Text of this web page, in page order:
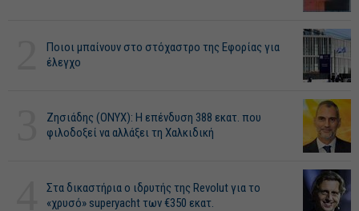
Ποιοι μπαίνουν στο στόχαστρο της Εφορίας για
έλεγχο
Ζησιάδης (ONYX): Η επένδυση 388 εκατ. που
φιλοδοξεί να αλλάξει τη Χαλκιδική
Στα δικαστήρια ο ιδρυτής της Revolut για το
«χρυσό» superyacht των €350 εκατ.